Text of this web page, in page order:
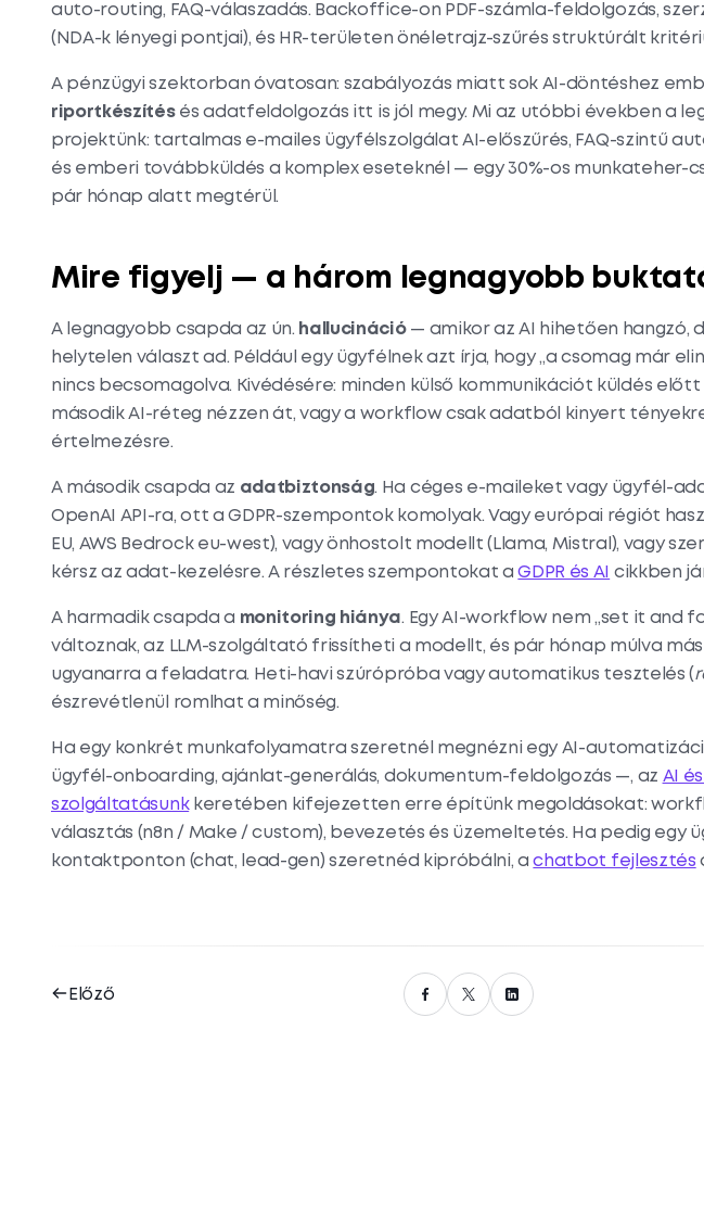
auto-routing, FAQ-válaszadás. Backoffice-on PDF-számla-feldolgozás,
(NDA-k lényegi pontjai), és HR-területen önéletrajz-szűrés struktúrált
A pénzügyi szektorban óvatosan: szabályozás miatt sok AI-döntéshez
riportkészítésés adatfeldolgozás itt is jól megy. Mi az utóbbi években a
projektünk: tartalmas e-mailes ügyfélszolgálat AI-előszűrés, FAQ-szintű
és emberi továbbküldés a komplex eseteknél — egy 30%-os munkateher-
pár hónap alatt megtérül.
Mire figyelj — a három legnagyobb
A legnagyobb csapda az ún. hallucináció— amikor az AI hihetően hangzó,
helytelen választ ad. Például egy ügyfélnek azt írja, hogy „a csomag már
nincs becsomagolva. Kivédésére: minden külső kommunikációt küldés
második AI-réteg nézzen át, vagy a workflow csak adatból kinyert
értelmezésre.
A második csapda az adatbiztonság. Ha céges e-maileket vagy ügyfél-
OpenAI API-ra, ott a GDPR-szempontok komolyak. Vagy európai régiót
EU, AWS Bedrock eu-west), vagy önhostolt modellt (Llama, Mistral), vagy
kérsz az adat-kezelésre. A részletes szempontokat aGDPR és AI cikkben
A harmadik csapda a monitoring hiánya. Egy AI-workflow nem „set it and
változnak, az LLM-szolgáltató frissítheti a modellt, és pár hónap múlva
ugyanarra a feladatra. Heti-havi szúrópróba vagy automatikus tesztelés (
észrevétlenül romlhat a minőség.
Ha egy konkrét munkafolyamatra szeretnél megnézni egy AI-
ügyfél-onboarding, ajánlat-generálás, dokumentum-feldolgozás —, az AI
szolgáltatásunkkeretében kifejezetten erre építünk megoldásokat:
választás (n8n / Make / custom), bevezetés és üzemeltetés. Ha pedig egy
kontaktponton (chat, lead-gen) szeretnéd kipróbálni, achatbot fejlesztés
Előző